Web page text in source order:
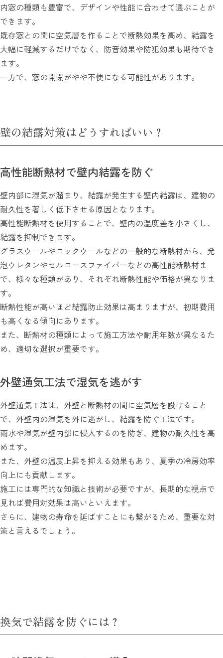
内窓の種類も豊富で、デザインや性能に合わせて選ぶことが
できます。
既存窓との間に空気層を作ることで断熱効果を高め、結露を
大幅に軽減するだけでなく、防音効果や防犯効果も期待でき
ます。
一方で、窓の開閉がやや不便になる可能性があります。
壁の結露対策はどうすればいい？
高性能断熱材で壁内結露を防ぐ
壁内部に湿気が溜まり、結露が発生する壁内結露は、建物の
耐久性を著しく低下させる原因となります。
高性能断熱材を使用することで、壁内の温度差を小さくし、
結露を抑制できます。
グラスウールやロックウールなどの一般的な断熱材から、発
泡ウレタンやセルロースファイバーなどの高性能断熱材ま
で、様々な種類があり、それぞれ断熱性能や価格が異なりま
す。
断熱性能が高いほど結露防止効果は高まりますが、初期費用
も高くなる傾向にあります。
また、断熱材の種類によって施工方法や耐用年数が異なるた
め、適切な選択が重要です。
外壁通気工法で湿気を逃がす
外壁通気工法は、外壁と断熱材の間に空気層を設けること
で、外壁内の湿気を外に逃がし、結露を防ぐ工法です。
雨水や湿気が壁内部に侵入するのを防ぎ、建物の耐久性を高
めます。
また、外壁の温度上昇を抑える効果もあり、夏季の冷房効率
向上にも貢献します。
施工には専門的な知識と技術が必要ですが、長期的な視点で
見れば費用対効果は高いといえます。
さらに、建物の寿命を延ばすことにも繋がるため、重要な対
策と言えるでしょう。
換気で結露を防ぐには？